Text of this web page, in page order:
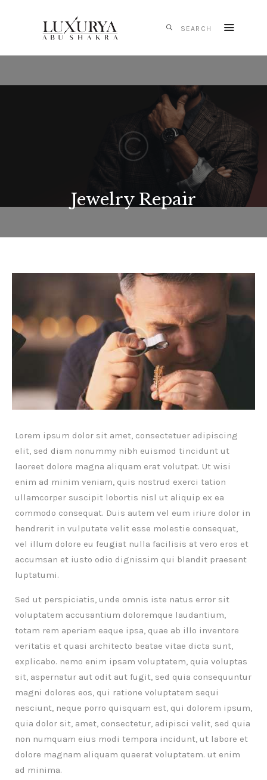
Jewelry Repair
HOME
CARTIER
SCHAFFHAUSEN
TAG HEUER
MONTBLANC
MESSIKA
Lorem ipsum dolor sit amet, consectetuer adipiscing
elit, sed diam nonummy nibh euismod tincidunt ut
laoreet dolore magna aliquam erat volutpat. Ut wisi
enim ad minim veniam, quis nostrud exerci tation
ullamcorper suscipit lobortis nisl ut aliquip ex ea
commodo consequat. Duis autem vel eum iriure dolor in
hendrerit in vulputate velit esse molestie consequat,
vel illum dolore eu feugiat nulla facilisis at vero eros et
accumsan et iusto odio dignissim qui blandit praesent
luptatumi.
Sed ut perspiciatis, unde omnis iste natus error sit
voluptatem accusantium doloremque laudantium,
totam rem aperiam eaque ipsa, quae ab illo inventore
veritatis et quasi architecto beatae vitae dicta sunt,
explicabo. nemo enim ipsam voluptatem, quia voluptas
sit, aspernatur aut odit aut fugit, sed quia consequuntur
magni dolores eos, qui ratione voluptatem sequi
nesciunt, neque porro quisquam est, qui dolorem ipsum,
quia dolor sit, amet, consectetur, adipisci velit, sed quia
non numquam eius modi tempora incidunt, ut labore et
dolore magnam aliquam quaerat voluptatem. ut enim
ad minima.